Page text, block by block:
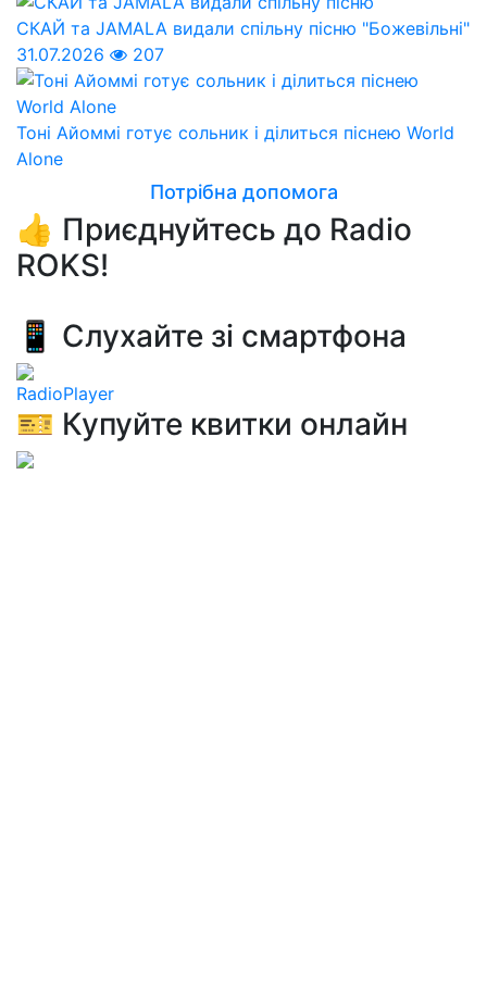
СКАЙ та JAMALA видали спільну пісню "Божевільні"
31.07.2026
207
Тоні Айоммі готує сольник і ділиться піснею World
Alone
Потрібна допомога
👍 Приєднуйтесь до Radio
ROKS!
📱 Слухайте зі смартфона
RadioPlayer
🎫 Купуйте квитки онлайн